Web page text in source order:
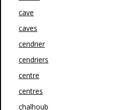
cave
caves
cendrier
cendriers
centre
centres
chalhoub